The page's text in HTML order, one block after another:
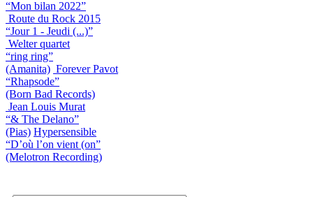
“Mon bilan 2022”
Route du Rock 2015
“Jour 1 - Jeudi (...)”
Welter quartet
“ring ring”
(Amanita) Forever Pavot
“Rhapsode”
(Born Bad Records)
Jean Louis Murat
“& The Delano”
(Pias) Hypersensible
“D’où l’on vient (on”
(Melotron Recording)